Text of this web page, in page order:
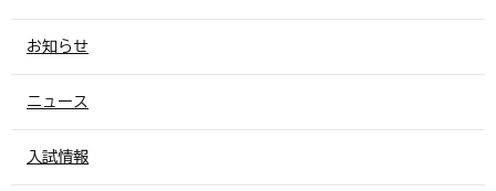
お知らせ
ニュース
入試情報